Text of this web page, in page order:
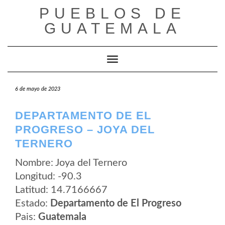
PUEBLOS DE
GUATEMALA
Cambiar modo de navegación
6 de mayo de 2023
DEPARTAMENTO DE EL
PROGRESO – JOYA DEL
TERNERO
Nombre: Joya del Ternero
Longitud: -90.3
Latitud: 14.7166667
Estado: Departamento de El Progreso
Pais: Guatemala